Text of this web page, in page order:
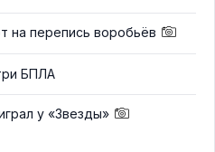
на перепись воробьёв
БПЛА
у «Звезды»